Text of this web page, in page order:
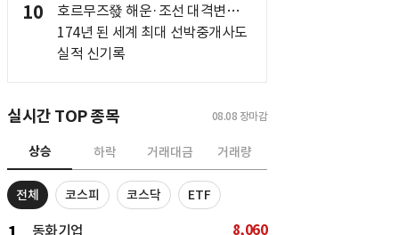
10
호르무즈發 해운·조선 대격변…
174년 된 세계 최대 선박중개사도
실적 신기록
실시간 TOP 종목 08.08 장마감
상승 하락 거래대금 거래량
전체 코스피 코스닥 ETF
동화기업 8,060